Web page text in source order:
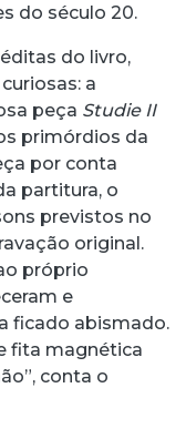
do século 20.
do livro,
a
peça Studie II
primórdios da
por conta
partitura, o
previstos no
original.
próprio
e
ficado abismado.
fita magnética
conta o